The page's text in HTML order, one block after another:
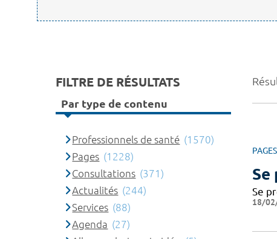
PAGES
Se
Se
18/
FILTRE DE RÉSULTATS
Par type de contenu
Professionnels de santé (1570)
Pages (1228)
Consultations (371)
Actualités (244)
Services (88)
Agenda (27)